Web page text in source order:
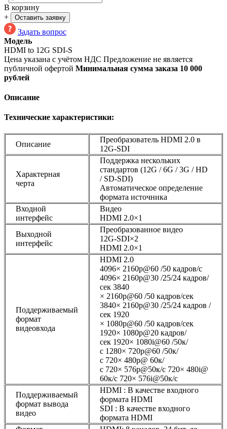
В корзину
+
Оставить заявку
Задать вопрос
Модель
HDMI to 12G SDI-S
Цена указана с учётом НДС Предложение не является
публичной офертой Минимальная сумма заказа 10 000
рублей
Описание
Технические характеристики:
Описание
Преобразователь HDMI 2.0 в
12G-SDI
Характерная
черта
Поддержка нескольких
стандартов (12G / 6G / 3G / HD
/ SD-SDI)
Автоматическое определение
формата источника
Входной
интерфейс
Видео
HDMI 2.0×1
Выходной
интерфейс
Преобразованное видео
12G-SDI×2
HDMI 2.0×1
Поддерживаемый
формат
видеовхода
HDMI 2.0
4096× 2160p@60 /50 кадров/с
4096× 2160p@30 /25/24 кадров/
сек 3840
× 2160p@60 /50 кадров/сек
3840× 2160p@30 /25/24 кадров /
сек 1920
× 1080p@60 /50 кадров/сек
1920× 1080p@20 кадров/
сек 1920× 1080i@60 /50к/
с 1280× 720p@60 /50к/
с 720× 480p@ 60к/
с 720× 576p@50к/с 720× 480i@
60к/с 720× 576i@50к/с
Поддерживаемый
формат вывода
видео
HDMI : В качестве входного
формата HDMI
SDI : В качестве входного
формата HDMI